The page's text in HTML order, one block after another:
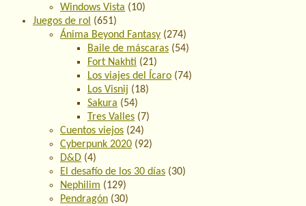
Windows Vista (10)
Juegos de rol (651)
Ánima Beyond Fantasy (274)
Baile de máscaras (54)
Fort Nakhti (21)
Los viajes del Ícaro (74)
Los Visnij (18)
Sakura (54)
Tres Valles (7)
Cuentos viejos (24)
Cyberpunk 2020 (92)
D&D (4)
El desafío de los 30 días (30)
Nephilim (129)
Pendragón (30)